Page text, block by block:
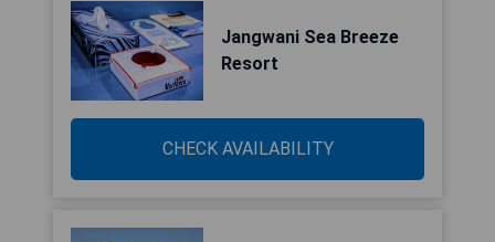
Jangwani Sea Breeze
Resort
CHECK AVAILABILITY